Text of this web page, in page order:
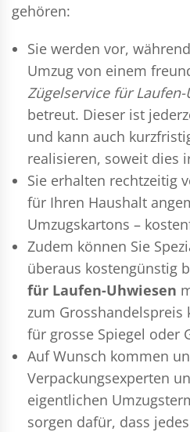
gehören:
Sie werden vor,
Umzug von einem
Zügelservice für
betreut. Dieser ist
und kann auch
realisieren, soweit dies
Sie erhalten rechtzeitig
für Ihren Haushalt
Umzugskartons –
Zudem können Sie
überaus kostengünstig
für Laufen-Uhwiesen
zum
für grosse Spiegel oder
Auf Wunsch kommen
Verpackungsexperten
eigentlichen
sorgen dafür, dass